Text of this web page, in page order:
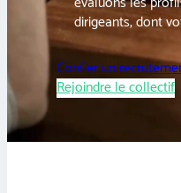
dirigeants, dont
Confier un
Rejoindre le collectif